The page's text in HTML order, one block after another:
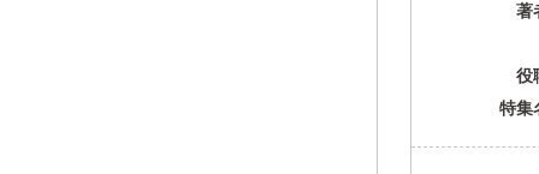
著
役
特集